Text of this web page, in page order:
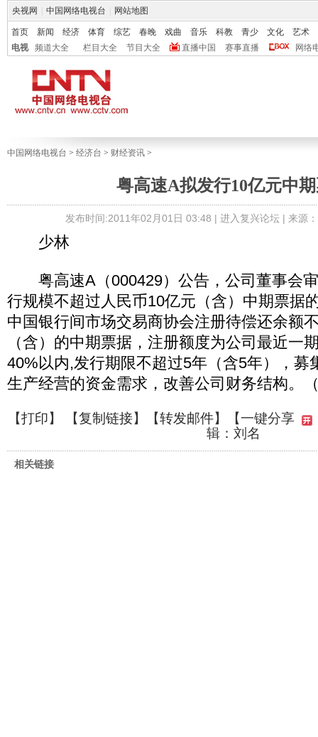
央视网 中国网络电视台 网站地图
首页 新闻 经济 体育 综艺 春晚 戏曲 音乐 科教 青少 文化
艺术
电视
频道大全 栏目大全 节目大全 直播中国 赛事直播 网络
中国网络电视台 > 经济台 > 财经资讯 >
粤高速A拟发行10亿元中
发布时间:2011年02月01日 03:48 | 进入复兴论坛 | 来源
少林
粤高速A（000429）公告，公司董事会
行规模不超过人民币10亿元（含）中期票据
中国银行间市场交易商协会注册待偿还余额
（含）的中期票据，注册额度为公司最近一
40%以内,发行期限不超过5年（含5年），募
生产经营的资金需求，改善公司财务结构。
【打印】 【复制链接】【转发邮件】
【一键分享
辑：刘名
相关链接